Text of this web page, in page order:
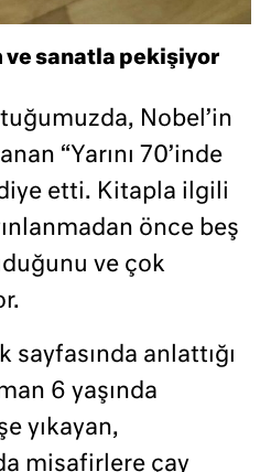
ve sanatla pekişiyor
Nobel’in
“Yarını 70’inde
etti. Kitapla ilgili
önce beş
ve çok
sayfasında anlattığı
6 yaşında
yıkayan,
misafirlere çay